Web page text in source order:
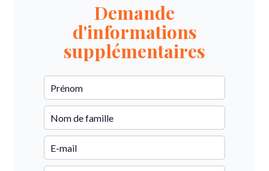
Demande
d'informations
supplémentaires